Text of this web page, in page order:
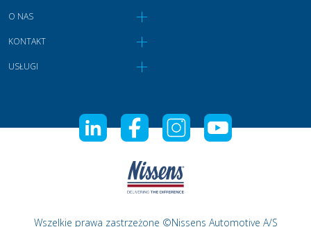
O NAS
KONTAKT
USŁUGI
Wszelkie prawa zastrzeżone ©Nissens Automotive A/S